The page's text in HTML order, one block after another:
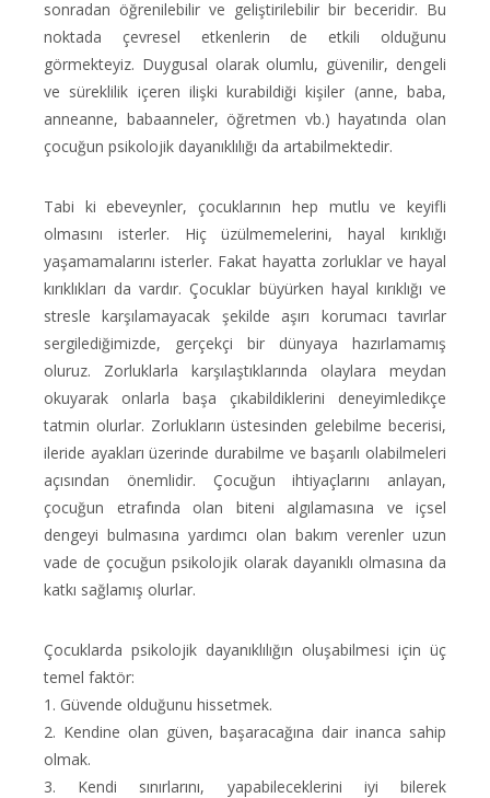
sonradan öğrenilebilir ve geliştirilebilir bir beceridir. Bu
noktada çevresel etkenlerin de etkili olduğunu
görmekteyiz. Duygusal olarak olumlu, güvenilir, dengeli
ve süreklilik içeren ilişki kurabildiği kişiler (anne, baba,
anneanne, babaanneler, öğretmen vb.) hayatında olan
çocuğun psikolojik dayanıklılığı da artabilmektedir.
Tabi ki ebeveynler, çocuklarının hep mutlu ve keyifli
olmasını isterler. Hiç üzülmemelerini, hayal kırıklığı
yaşamamalarını isterler. Fakat hayatta zorluklar ve hayal
kırıklıkları da vardır. Çocuklar büyürken hayal kırıklığı ve
stresle karşılamayacak şekilde aşırı korumacı tavırlar
sergilediğimizde, gerçekçi bir dünyaya hazırlamamış
oluruz. Zorluklarla karşılaştıklarında olaylara meydan
okuyarak onlarla başa çıkabildiklerini deneyimledikçe
tatmin olurlar. Zorlukların üstesinden gelebilme becerisi,
ileride ayakları üzerinde durabilme ve başarılı olabilmeleri
açısından önemlidir. Çocuğun ihtiyaçlarını anlayan,
çocuğun etrafında olan biteni algılamasına ve içsel
dengeyi bulmasına yardımcı olan bakım verenler uzun
vade de çocuğun psikolojik olarak dayanıklı olmasına da
katkı sağlamış olurlar.
Çocuklarda psikolojik dayanıklılığın oluşabilmesi için üç
temel faktör:
1. Güvende olduğunu hissetmek.
2. Kendine olan güven, başaracağına dair inanca sahip
olmak.
3. Kendi sınırlarını, yapabileceklerini iyi bilerek